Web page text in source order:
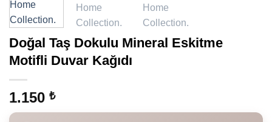
Doğal Taş Dokulu Mineral Eskitme
Motifli Duvar Kağıdı
1.150 ₺